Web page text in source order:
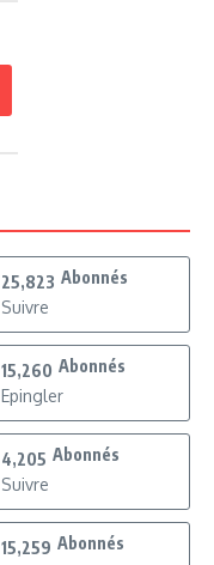
25,823 Abonnés
Suivre
15,260 Abonnés
Epingler
4,205 Abonnés
Suivre
15,259 Abonnés